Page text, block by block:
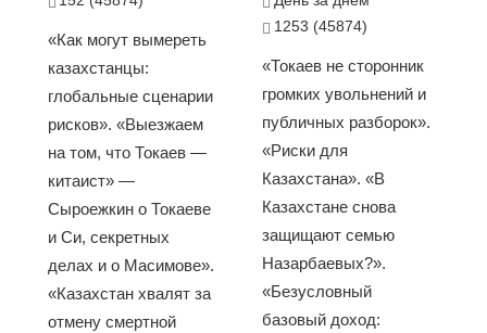
«Как могут вымереть
казахстанцы:
глобальные сценарии
рисков». «Выезжаем
на том, что Токаев —
китаист» —
Сыроежкин о Токаеве
и Си, секретных
делах и о Масимове».
«Казахстан хвалят за
отмену смертной
1253 (45874)
«Токаев не сторонник
громких увольнений и
публичных разборок».
«Риски для
Казахстана». «В
Казахстане снова
защищают семью
Назарбаевых?».
«Безусловный
базовый доход: